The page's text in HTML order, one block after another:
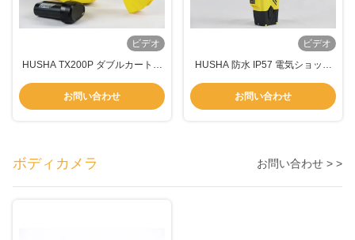
ビデオ
HUSHA TX200P ダブルカートリ
出力電圧
お問い合わせ
ビデオ
HUSHA 防水 IP57 電気ショック
ッテリー TX100P
お問い合わせ
ボディカメラ お問い合わせ > >